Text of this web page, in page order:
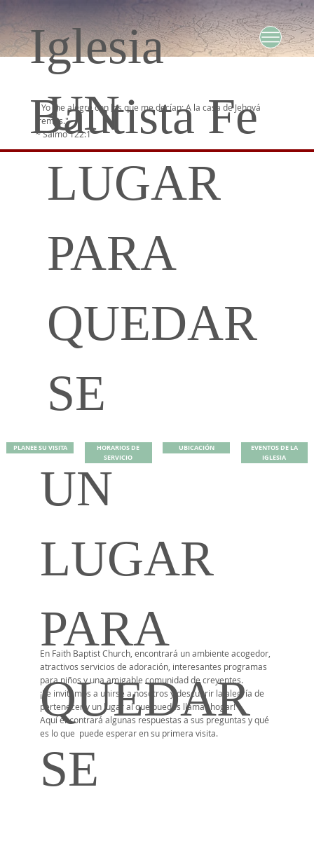
Iglesia
Bautista Fe
UN
LUGAR
PARA
QUEDAR
SE
" Yo me alegré con los que me decían: A la casa de Jehová
iremos."
~ Salmo 122:1
HORARIOS DE
SERVICIO
PLANEE SU VISITA UBICACIÓN
EVENTOS DE LA
IGLESIA
En Faith Baptist Church, encontrará un ambiente acogedor,
atractivos servicios de adoración, interesantes programas
para niños y una amigable comunidad de creyentes.
¡Le invitamos a unirse a nosotros y descubrir la alegría de
pertenecer y un lugar al que puedes llamar hogar!
Aquí encontrará algunas respuestas a sus preguntas y qué
es lo que puede esperar en su primera visita.
UN
LUGAR
PARA
QUEDAR
SE